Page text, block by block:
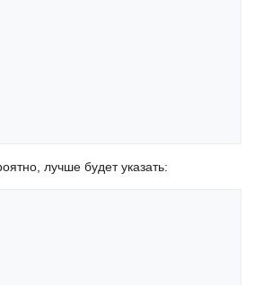
лучше будет указать: